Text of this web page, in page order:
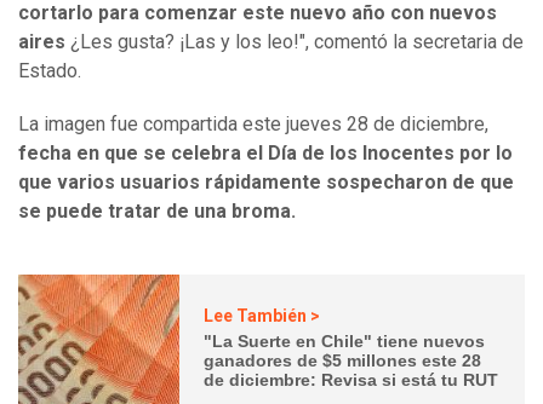
cortarlo para comenzar este nuevo año con nuevos
aires ¿Les gusta? ¡Las y los leo!", comentó la secretaria de
Estado.
La imagen fue compartida este jueves 28 de diciembre,
fecha en que se celebra el Día de los Inocentes por lo
que varios usuarios rápidamente sospecharon de que
se puede tratar de una broma.
Lee También >
"La Suerte en Chile" tiene nuevos
ganadores de $5 millones este 28
de diciembre: Revisa si está tu RUT